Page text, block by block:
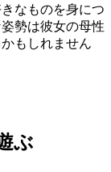
なものを身につ
勢は彼女の母性
もしれません
ぶ